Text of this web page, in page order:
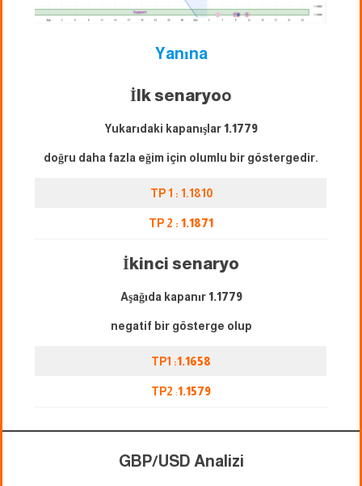
Yanına
İlk senaryoo
Yukarıdaki kapanışlar1.1779
doğru daha fazla eğim için olumlu bir göstergedir.
TP 1 : 1.1810
TP 2 : 1.1871
İkinci senaryo
Aşağıda kapanır1.1779
negatif bir gösterge olup
TP1 :1.1658
TP2 :1.1579
GBP/USD Analizi